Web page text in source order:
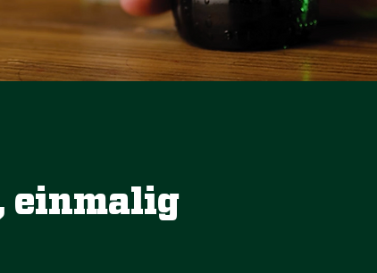
einmalig